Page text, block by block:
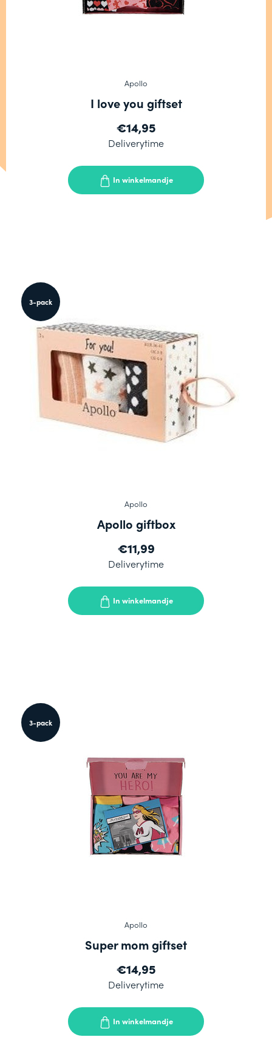
Apollo
I love you giftset
€14,95
Deliverytime
In winkelmandje
3-pack
Apollo
Apollo giftbox
€11,99
Deliverytime
In winkelmandje
3-pack
Apollo
Super mom giftset
€14,95
Deliverytime
In winkelmandje